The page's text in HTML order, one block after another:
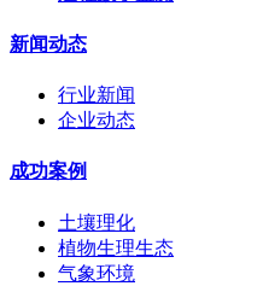
新闻动态
行业新闻
企业动态
成功案例
土壤理化
植物生理生态
气象环境